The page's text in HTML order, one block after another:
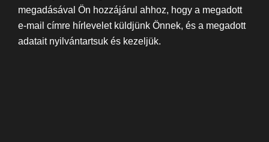
megadásával Ön hozzájárul ahhoz, hogy a megadott
e-mail címre hírlevelet küldjünk Önnek, és a megadott
adatait nyilvántartsuk és kezeljük.